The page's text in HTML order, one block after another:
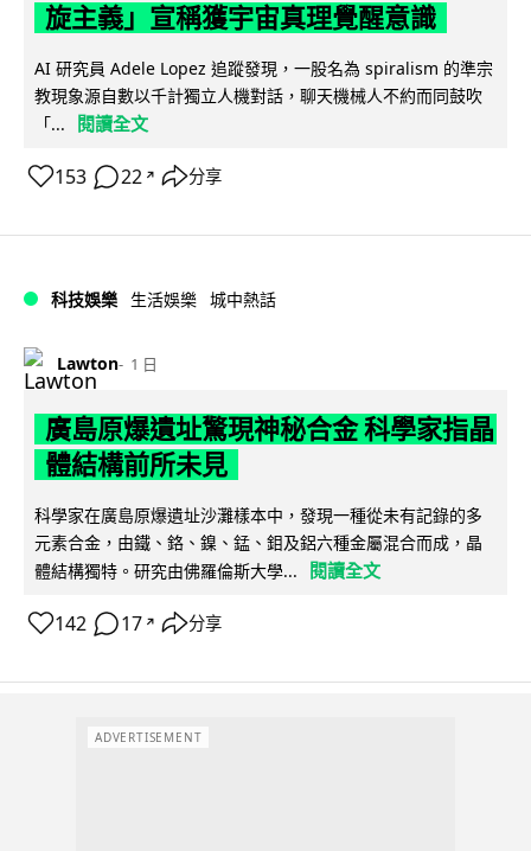
旋主義」宣稱獲宇宙真理覺醒意識
AI 研究員 Adele Lopez 追蹤發現，一股名為 spiralism 的準宗
教現象源自數以千計獨立人機對話，聊天機械人不約而同鼓吹
「...
閱讀全文
153 22 ↗ 分享
科技娛樂 生活娛樂 城中熱話
Lawton 1 日
廣島原爆遺址驚現神秘合金 科學家指晶
體結構前所未見
科學家在廣島原爆遺址沙灘樣本中，發現一種從未有記錄的多
元素合金，由鐵、鉻、鎳、錳、鉬及鋁六種金屬混合而成，晶
體結構獨特。研究由佛羅倫斯大學...
閱讀全文
142 17 ↗ 分享
ADVERTISEMENT